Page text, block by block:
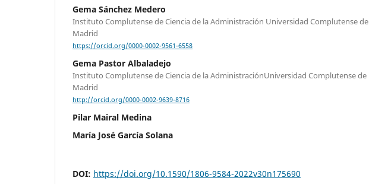
Gema Sánchez Medero
Instituto Complutense de Ciencia de la Administración Universidad Complutense de
Madrid
https://orcid.org/0000-0002-9561-6558
Gema Pastor Albaladejo
Instituto Complutense de Ciencia de la AdministraciónUniversidad Complutense de
Madrid
http://orcid.org/0000-0002-9639-8716
Pilar Mairal Medina
María José García Solana
DOI: https://doi.org/10.1590/1806-9584-2022v30n175690